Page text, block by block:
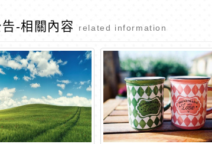
-相關內容 related information